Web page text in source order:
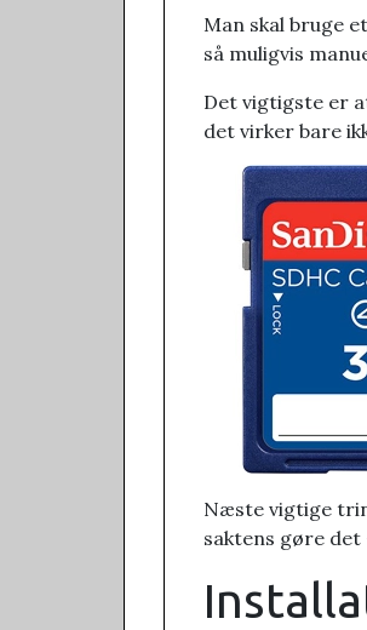
Man skal bruge
så muligvis
Det vigtigste er
det virker bare
Næste vigtige
saktens gøre